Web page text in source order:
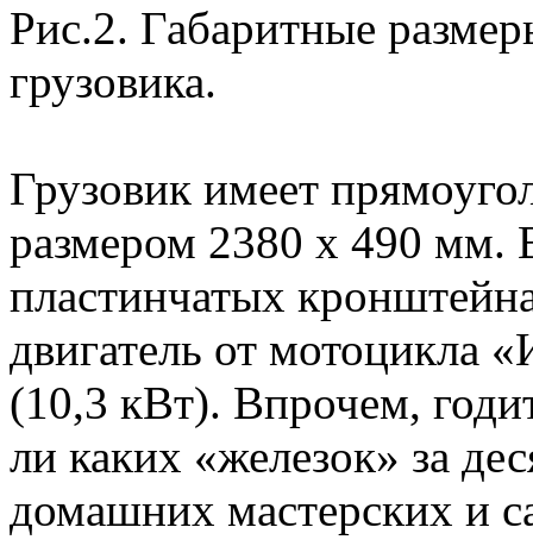
Рис.2. Габаритные
грузовика.
Грузовик имеет
размером 2380 х 490 мм.
пластинчатых
двигатель от
(10,3 кВт). Впрочем,
ли каких «железок» за
домашних мастерских и